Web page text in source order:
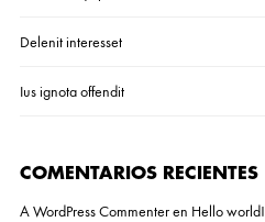
Delenit interesset
Ius ignota offendit
COMENTARIOS RECIENTES
A WordPress Commenteren Hello world!